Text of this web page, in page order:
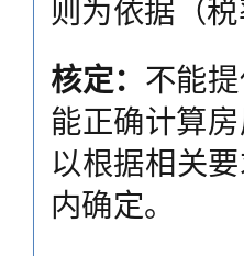
则为依据（税
核定： 不能
能正确计算
以根据相关
内确定。